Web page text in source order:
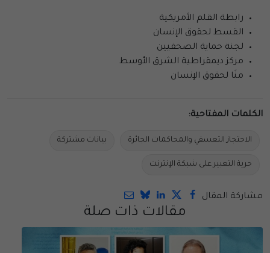
رابطة القلم الأمريكية
القسط لحقوق الإنسان
لجنة حماية الصحفيين
مركز ديمقراطية الشرق الأوسط
منَا لحقوق الإنسان
الكلمات المفتاحية:
الاحتجاز التعسفي والمحاكمات الجائرة بيانات مشتركة
حرية التعبير على شبكة الإنترنت
مشاركة المقال
مقالات ذات صلة